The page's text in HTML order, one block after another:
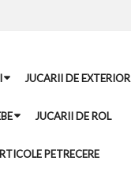
JUCARII DE EXTERIOR
JUCARII DE ROL
PETRECERE